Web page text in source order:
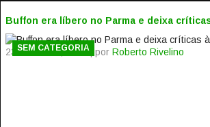
Buffon era líbero no Parma e deixa
23 Fevereiro, 2015 | por Roberto Rivelino
SEM CATEGORIA